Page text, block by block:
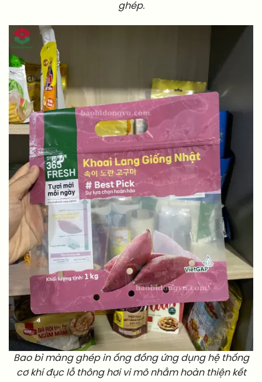
ghép.
Bao bì màng ghép in ống đồng ứng dụng hệ thống
cơ khí đục lỗ thông hơi vi mô nhằm hoàn thiện kết